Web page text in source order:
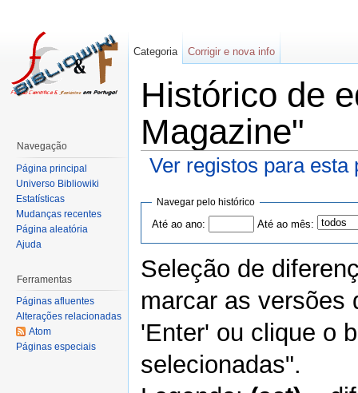
Histórico de
Magazine"
Ver registos para esta
Navegar pelo histórico
Até ao ano: Até ao mês:
Seleção de
marcar as versões
'Enter' ou clique o
selecionadas".
Categoria Corrigir e nova info
Navegação
Página principal
Universo Bibliowiki
Estatísticas
Mudanças recentes
Página aleatória
Ajuda
Ferramentas
Páginas afluentes
Alterações relacionadas
Atom
Páginas especiais